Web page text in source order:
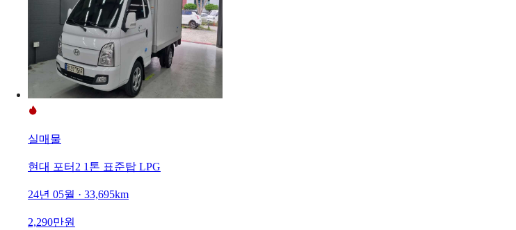
실매물
현대 포터2 1톤 표준탑 LPG
24년 05월 · 33,695km
2,290만원